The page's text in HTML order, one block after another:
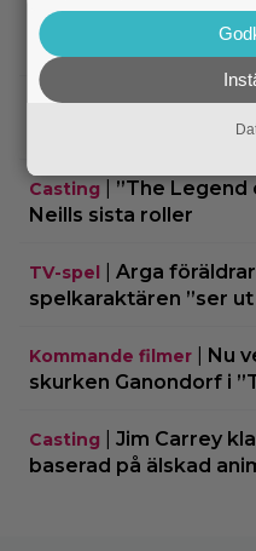
Streamingtips
SVT
filmer – här är mina 3
TV-tips|På tv ikväll:
Damons fantasyflopp
Casting
”The Legend
Neills sista roller
TV-spel
Arga
spelkaraktären ”ser
Kommande filmer
Nu
skurken Ganondorf i
Casting
Jim Carrey
baserad på älskad